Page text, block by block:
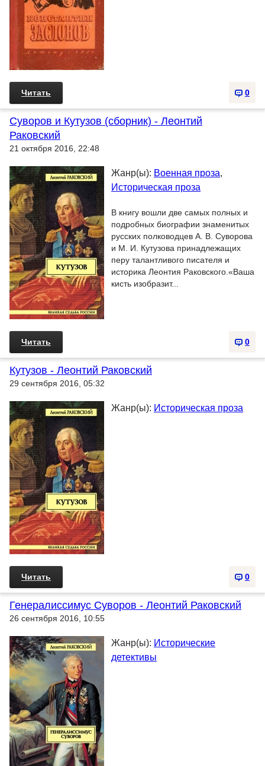
0
Читать
Суворов и Кутузов (сборник) - Леонтий
Раковский
21 октября 2016, 22:48
Жанр(ы): Военная проза,
Историческая проза
В книгу вошли две самых полных и
подробных биографии знаменитых
русских полководцев А. В. Суворова
и М. И. Кутузова принадлежащих
перу талантливого писателя и
историка Леонтия Раковского.«Ваша
кисть изобразит...
0
Читать
Кутузов - Леонтий Раковский
29 сентября 2016, 05:32
Жанр(ы): Историческая проза
0
Читать
Генералиссимус Суворов - Леонтий Раковский
26 сентября 2016, 10:55
Жанр(ы): Исторические
детективы